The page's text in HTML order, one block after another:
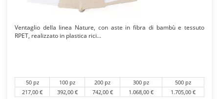
Ventaglio della linea Nature, con aste in fibra di bambù e tessuto
RPET, realizzato in plastica rici...
50 pz 100 pz 200 pz 300 pz
500 pz
217,00 €
392,00 € 742,00 € 1.068,00 € 1.705,00 €